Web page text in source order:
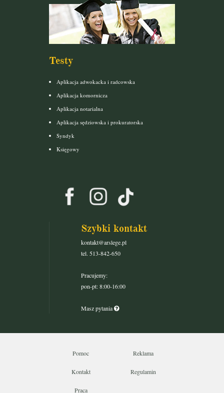
Testy
Aplikacja adwokacka i radcowska
Aplikacja komornicza
Aplikacja notarialna
Aplikacja sędziowska i prokuratorska
Syndyk
Księgowy
Szybki kontakt
kontakt@arslege.pl
tel. 513-842-650
Pracujemy:
pon-pt: 8:00-16:00
Masz pytania
Pomoc Reklama
Kontakt Regulamin
Praca